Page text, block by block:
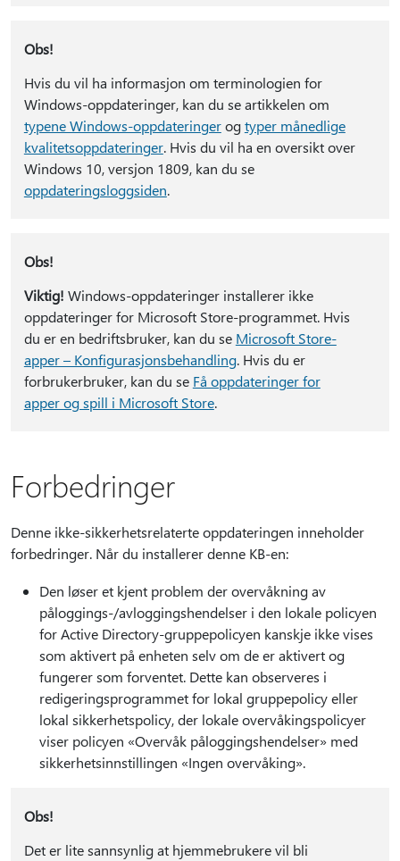
Obs!
Hvis du vil ha informasjon om terminologien for
Windows-oppdateringer, kan du se artikkelen om
typene Windows-oppdateringerogtyper månedlige
kvalitetsoppdateringer. Hvis du vil ha en oversikt over
Windows 10, versjon 1809, kan du se
oppdateringsloggsiden.
Obs!
Viktig! Windows-oppdateringer installerer ikke
oppdateringer for Microsoft Store-programmet. Hvis
du er en bedriftsbruker, kan du se Microsoft Store-
apper – Konfigurasjonsbehandling. Hvis du er
forbrukerbruker, kan du se Få oppdateringer for
apper og spill i Microsoft Store.
Forbedringer
Denne ikke-sikkerhetsrelaterte oppdateringen inneholder
forbedringer. Når du installerer denne KB-en:
Den løser et kjent problem der overvåkning av
påloggings-/avloggingshendelser i den lokale policyen
for Active Directory-gruppepolicyen kanskje ikke vises
som aktivert på enheten selv om de er aktivert og
fungerer som forventet. Dette kan observeres i
redigeringsprogrammet for lokal gruppepolicy eller
lokal sikkerhetspolicy, der lokale overvåkingspolicyer
viser policyen «Overvåk påloggingshendelser» med
sikkerhetsinnstillingen «Ingen overvåking».
Obs!
Det er lite sannsynlig at hjemmebrukere vil bli